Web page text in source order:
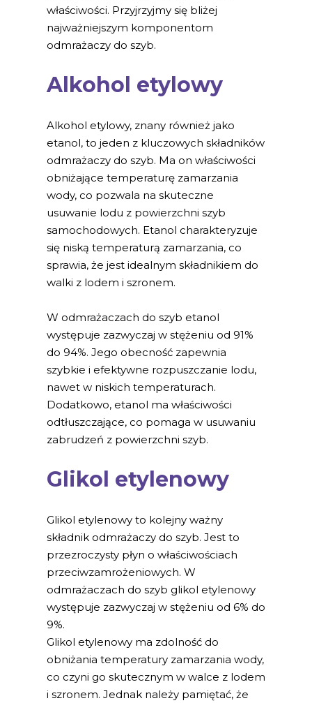
właściwości. Przyjrzyjmy się bliżej
najważniejszym komponentom
odmrażaczy do szyb.
Alkohol etylowy
Alkohol etylowy, znany również jako
etanol, to jeden z kluczowych składników
odmrażaczy do szyb. Ma on właściwości
obniżające temperaturę zamarzania
wody, co pozwala na skuteczne
usuwanie lodu z powierzchni szyb
samochodowych. Etanol charakteryzuje
się niską temperaturą zamarzania, co
sprawia, że jest idealnym składnikiem do
walki z lodem i szronem.
W odmrażaczach do szyb etanol
występuje zazwyczaj w stężeniu od 91%
do 94%. Jego obecność zapewnia
szybkie i efektywne rozpuszczanie lodu,
nawet w niskich temperaturach.
Dodatkowo, etanol ma właściwości
odtłuszczające, co pomaga w usuwaniu
zabrudzeń z powierzchni szyb.
Glikol etylenowy
Glikol etylenowy to kolejny ważny
składnik odmrażaczy do szyb. Jest to
przezroczysty płyn o właściwościach
przeciwzamrożeniowych. W
odmrażaczach do szyb glikol etylenowy
występuje zazwyczaj w stężeniu od 6% do
9%.
Glikol etylenowy ma zdolność do
obniżania temperatury zamarzania wody,
co czyni go skutecznym w walce z lodem
i szronem. Jednak należy pamiętać, że